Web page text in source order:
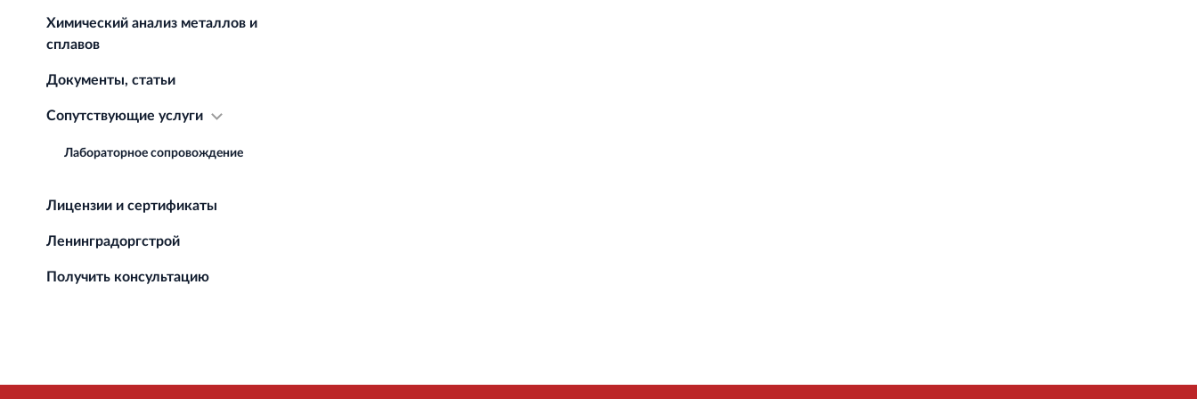
Химический анализ металлов и
сплавов
Документы, статьи
Сопутствующие услуги
Лабораторное сопровождение
Лицензии и сертификаты
Ленинградоргстрой
Получить консультацию